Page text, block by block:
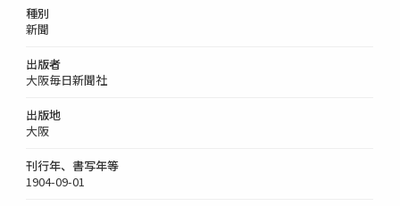
種別
新聞
出版者
大阪毎日新聞社
出版地
大阪
刊行年、書写年等
1904-09-01